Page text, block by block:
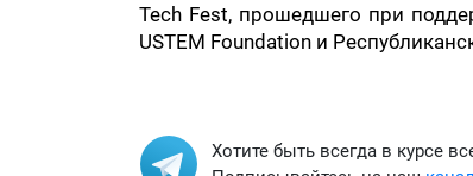
Tech Fest, прошедшего при
USTEM Foundation и
Хотите быть всегда в курсе